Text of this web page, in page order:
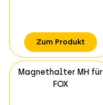
Zum Produkt
Magnethalter MH für
FOX